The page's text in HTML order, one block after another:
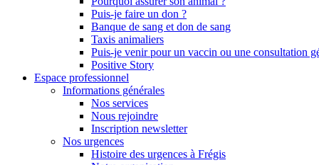
Puis-je faire un don ?
Banque de sang et don de sang
Taxis animaliers
Puis-je venir pour un vaccin ou une consultation
Positive Story
Espace professionnel
Informations générales
Nos services
Nous rejoindre
Inscription newsletter
Nos urgences
Histoire des urgences à Frégis